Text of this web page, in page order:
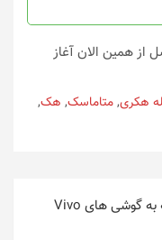
از همین الان آغاز
هکری,متاماسک, هک,
طراحی شیائومی ۱۲ اولترا احتمالا شبیه به گوشی های Vivo